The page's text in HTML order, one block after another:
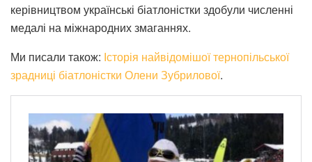
керівництвом українські біатлоністки здобули численні
медалі на міжнародних змаганнях.
Ми писали також: Історія найвідомішої тернопільської
зрадниці біатлоністки Олени Зубрилової.